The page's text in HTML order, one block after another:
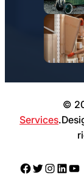
©
Services
Facebook
Twitter
Instagram